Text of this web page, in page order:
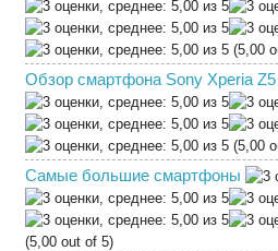
(5,00
Обзор смартфона Sony Xperia Z5
(5,00
Самые большие смартфоны
(5,00 out of 5)